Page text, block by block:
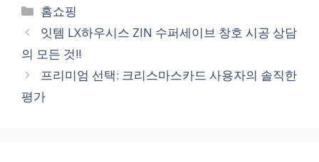
Categories
홈쇼핑
잇템 LX하우시스 ZIN 수퍼세이브 창호 시공 상담
의 모든 것!!
프리미엄 선택: 크리스마스카드 사용자의 솔직한
평가